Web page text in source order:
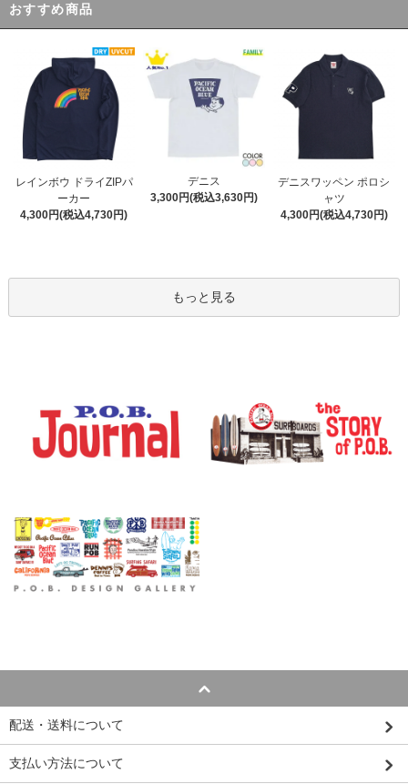
おすすめ商品
レインボウ ドライZIPパ
ーカー
4,300円(税込4,730円)
デニス
3,300円(税込3,630円)
デニスワッペン ポロシ
ャツ
4,300円(税込4,730円)
もっと見る
配送・送料について
支払い方法について